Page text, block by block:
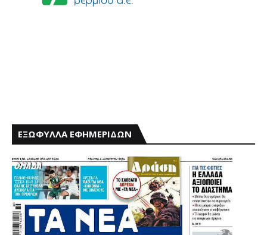
ΕΞΩΦΥΛΛΑ ΕΦΗΜΕΡΙΔΩΝ